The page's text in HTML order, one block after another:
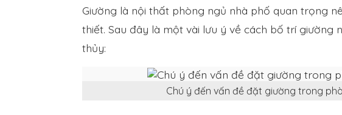
Giường là nội thất phòng ngủ nhà phố quan trọng
thiết. Sau đây là một vài lưu ý về cách bố trí giường
thủy:
Chú ý đến vấn đề đặt giường trong